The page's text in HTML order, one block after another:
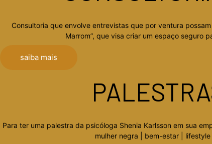
Consultoria que envolve entrevistas que por ventura
Marrom”, que visa criar um espaço seguro
saiba mais
Para ter uma palestra da psicóloga Shenia Karlsson em sua
mulher negra | bem-estar |